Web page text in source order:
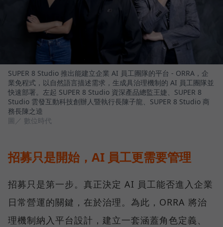
SUPER 8 Studio 推出能建立企業 AI 員工團隊的平台 - ORRA，企
業免程式，以自然語言描述需求，生成具治理機制的 AI 員工團隊並
快速部署。左起 SUPER 8 Studio 資深產品總監王婕、SUPER 8
Studio 雲發互動科技創辦人暨執行長陳子龍、SUPER 8 Studio 商
務長陳之逵
圖／ 數位時代
招募只是開始，AI 員工更需要管理
招募只是第一步。真正決定 AI 員工能否進入企業
日常營運的關鍵，在於治理。為此，ORRA 將治
理機制納入平台設計，建立一套涵蓋角色定義、